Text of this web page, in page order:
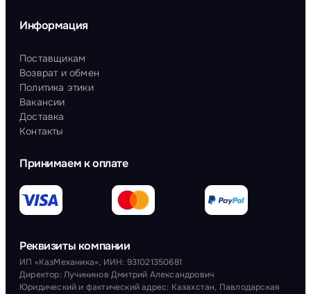
Информация
Поставщикам
Возврат и обмен
Политика этики
Вакансии
Доставка
Контакты
Принимаем к оплате
Реквизиты компании
ИП «КазМеханика», ИИН: 931021350681
Директор: Лучининов Дмитрий Александрович
Юридический и фактический адрес: Казахстан, Павлодарская